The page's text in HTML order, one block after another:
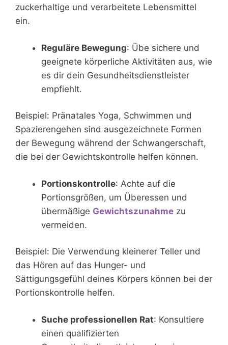
zuckerhaltige und verarbeitete Lebensmittel
ein.
Reguläre Bewegung: Übe sichere und
geeignete körperliche Aktivitäten aus, wie
es dir dein Gesundheitsdienstleister
empfiehlt.
Beispiel: Pränatales Yoga, Schwimmen und
Spazierengehen sind ausgezeichnete Formen
der Bewegung während der Schwangerschaft,
die bei der Gewichtskontrolle helfen können.
Portionskontrolle: Achte auf die
Portionsgrößen, um Überessen und
übermäßige Gewichtszunahme zu
vermeiden.
Beispiel: Die Verwendung kleinerer Teller und
das Hören auf das Hunger- und
Sättigungsgefühl deines Körpers können bei der
Portionskontrolle helfen.
Suche professionellen Rat: Konsultiere
einen qualifizierten